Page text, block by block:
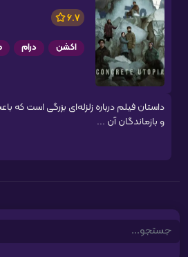
6.7
اکشن درام
داستان فیلم درباره زلزله‌ای بزرگی است که
و بازماندگان آن ...
Search